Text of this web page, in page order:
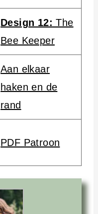
Design 12: The
Bee Keeper
Aan elkaar
haken en de
rand
PDF Patroon